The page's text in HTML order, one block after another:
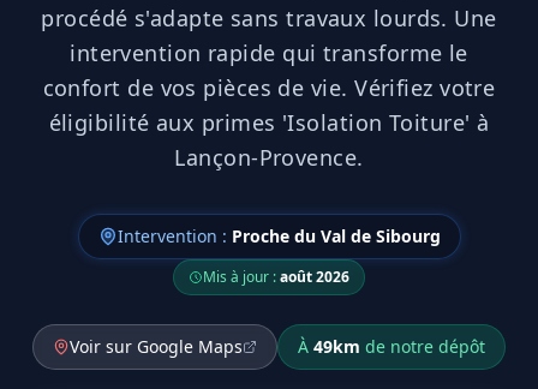
procédé s'adapte sans travaux lourds. Une
intervention rapide qui transforme le
confort de vos pièces de vie. Vérifiez votre
éligibilité aux primes 'Isolation Toiture' à
Lançon-Provence.
Intervention : Proche du Val de Sibourg
Mis à jour :août 2026
Voir sur Google Maps À 49km de notre dépôt